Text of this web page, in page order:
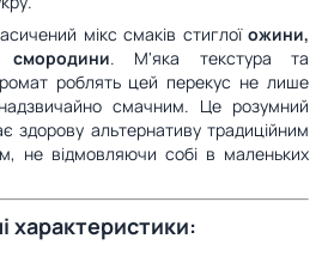
мікс смаків стиглої ожини,
. М'яка текстура та
роблять цей перекус не лише
смачним. Це розумний
здорову альтернативу традиційним
не відмовляючи собі в маленьких
характеристики: